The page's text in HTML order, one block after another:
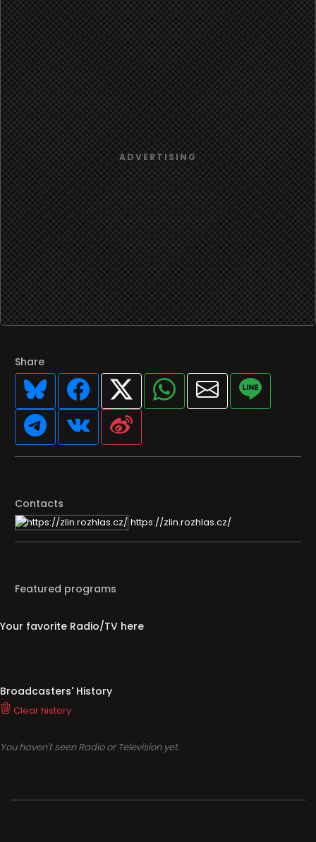
Share
Contacts
https://zlin.rozhlas.cz/
Featured programs
Your favorite Radio/TV here
Broadcasters' History
Clear history
You haven't seen Radio or Television yet.